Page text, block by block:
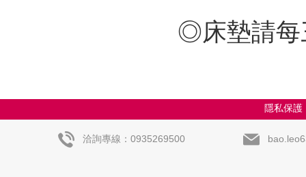
◎床墊請
隱私保護
洽詢專線：0935269500